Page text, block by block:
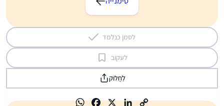
לסמן כנלמד
לעקוב
לַחֲלוֹק